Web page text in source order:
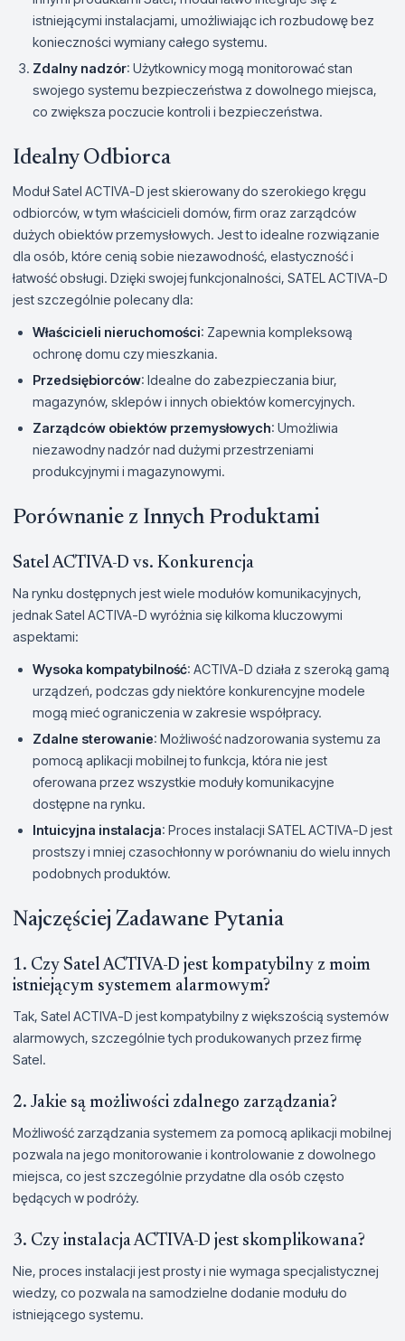
istniejącymi instalacjami, umożliwiając ich rozbudowę bez
konieczności wymiany całego systemu.
Zdalny nadzór: Użytkownicy mogą monitorować stan
swojego systemu bezpieczeństwa z dowolnego miejsca,
co zwiększa poczucie kontroli i bezpieczeństwa.
Idealny Odbiorca
Moduł Satel ACTIVA-D jest skierowany do szerokiego kręgu
odbiorców, w tym właścicieli domów, firm oraz zarządców
dużych obiektów przemysłowych. Jest to idealne rozwiązanie
dla osób, które cenią sobie niezawodność, elastyczność i
łatwość obsługi. Dzięki swojej funkcjonalności, SATEL ACTIVA-D
jest szczególnie polecany dla:
Właścicieli nieruchomości: Zapewnia kompleksową
ochronę domu czy mieszkania.
Przedsiębiorców: Idealne do zabezpieczania biur,
magazynów, sklepów i innych obiektów komercyjnych.
Zarządców obiektów przemysłowych: Umożliwia
niezawodny nadzór nad dużymi przestrzeniami
produkcyjnymi i magazynowymi.
Porównanie z Innych Produktami
Satel ACTIVA-D vs. Konkurencja
Na rynku dostępnych jest wiele modułów komunikacyjnych,
jednak Satel ACTIVA-D wyróżnia się kilkoma kluczowymi
aspektami:
Wysoka kompatybilność: ACTIVA-D działa z szeroką gamą
urządzeń, podczas gdy niektóre konkurencyjne modele
mogą mieć ograniczenia w zakresie współpracy.
Zdalne sterowanie: Możliwość nadzorowania systemu za
pomocą aplikacji mobilnej to funkcja, która nie jest
oferowana przez wszystkie moduły komunikacyjne
dostępne na rynku.
Intuicyjna instalacja: Proces instalacji SATEL ACTIVA-D jest
prostszy i mniej czasochłonny w porównaniu do wielu innych
podobnych produktów.
Najczęściej Zadawane Pytania
1. Czy Satel ACTIVA-D jest kompatybilny z moim
istniejącym systemem alarmowym?
Tak, Satel ACTIVA-D jest kompatybilny z większością systemów
alarmowych, szczególnie tych produkowanych przez firmę
Satel.
2. Jakie są możliwości zdalnego zarządzania?
Możliwość zarządzania systemem za pomocą aplikacji mobilnej
pozwala na jego monitorowanie i kontrolowanie z dowolnego
miejsca, co jest szczególnie przydatne dla osób często
będących w podróży.
3. Czy instalacja ACTIVA-D jest skomplikowana?
Nie, proces instalacji jest prosty i nie wymaga specjalistycznej
wiedzy, co pozwala na samodzielne dodanie modułu do
istniejącego systemu.